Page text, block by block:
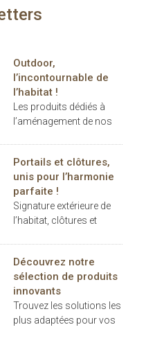
carport… les espaces
prolongements de
l’habitat. Dans ce
contexte, THERMOTOP®
s’impose comme un
partenaire clé pour
concevoir des espaces
de vie confortables,
esthétiques et durables,
dedans comme dehors.
Outdoor,
l’incontournable de
l’habitat !
Les produits dédiés à
l’aménagement de nos
des dernières années
comme des éléments
indispensables au
confort.
Portails et clôtures,
unis pour l’harmonie
parfaite !
Signature extérieure de
l’habitat, clôtures et
décoratifs, rivalisent
d’inspiration
Découvrez notre
sélection de produits
innovants
Trouvez les solutions les
plus adaptées pour vos